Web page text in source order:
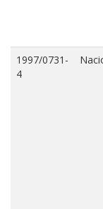
1997/0731-
4